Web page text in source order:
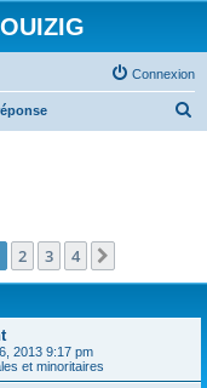
Connexion
c
2 3 4
2013 9:17 pm
et minoritaires